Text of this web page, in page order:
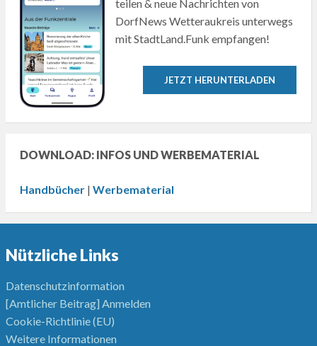
teilen & neue Nachrichten von
DorfNews Wetteraukreis unterwegs
mit StadtLand.Funk empfangen!
JETZT HERUNTERLADEN
DOWNLOAD: INFOS UND WERBEMATERIAL
Handbücher| Werbematerial
Nützliche Links
Datenschutzinformation
[Amtlicher Beitrag] Anmelden
Cookie-Richtlinie (EU)
Weitere Informationen